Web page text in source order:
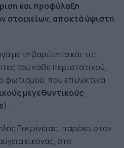
και προφύλαξη
στοιχείων, αποκτά ύψιστη
με τη βαρύτητα και τις
του κάθε περιστατικού,
φωτισμού, που επιλεκτικά
μεγεθυντικούς
).
Ευκρίνειας, παρέχει στον
εικόνας, στο